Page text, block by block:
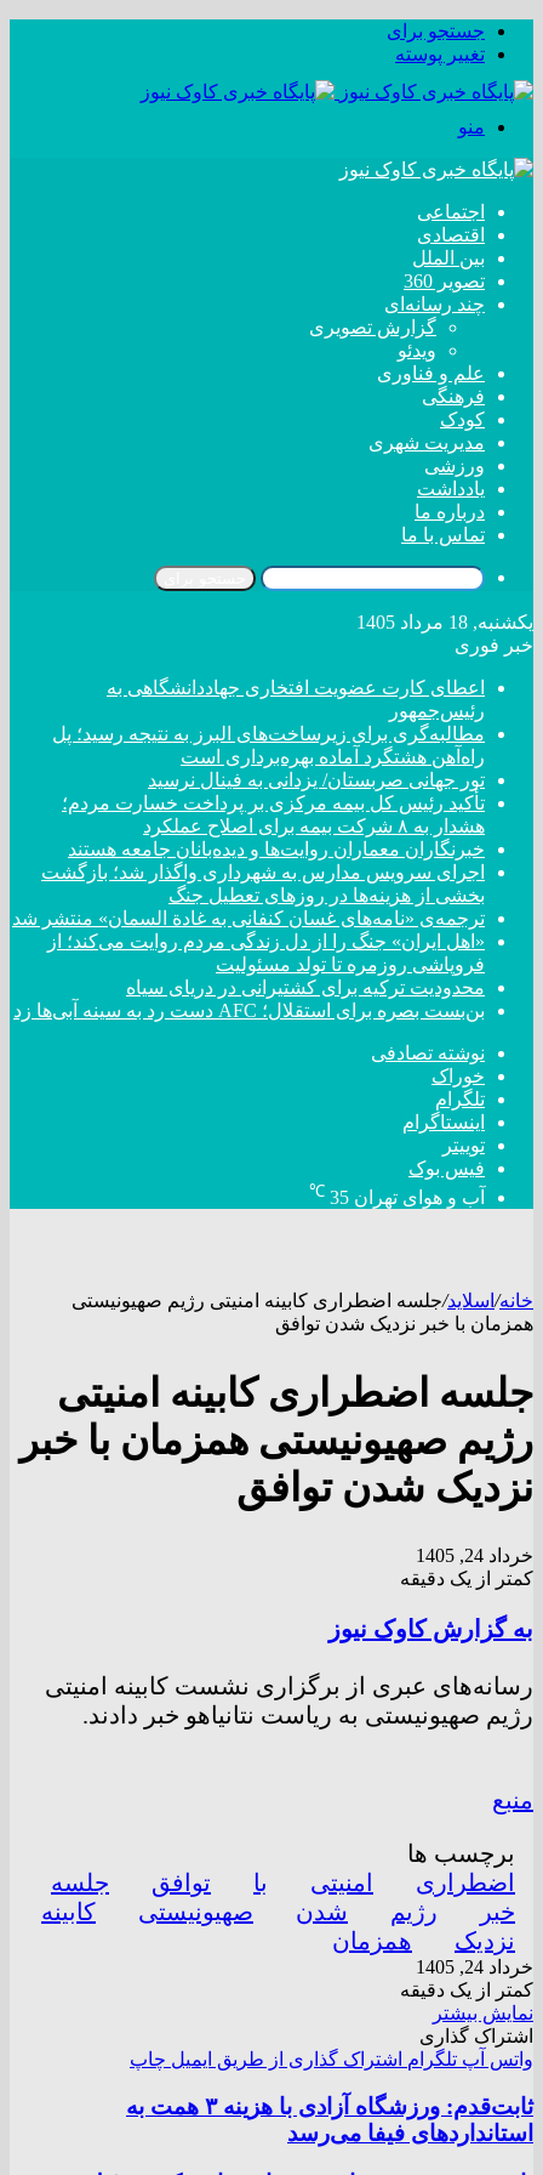
جستجو برای
تغییر پوسته
منو
اجتماعی
اقتصادی
بین الملل
تصویر 360
چند رسانه‌ای
گزارش تصویری
ویدئو
علم و فناوری
فرهنگی
کودک
مدیریت شهری
ورزشی
یادداشت
درباره ما
تماس با ما
یکشنبه, 18 مرداد 1405
خبر فوری
اعطای کارت عضویت افتخاری جهاددانشگاهی به
رئیس‌جمهور
مطالبه‌گری برای زیرساخت‌های البرز به نتیجه رسید؛ پل
راه‌آهن هشتگرد آماده بهره‌برداری است
تور جهانی صربستان/ یزدانی به فینال نرسید
تأکید رئیس کل بیمه مرکزی بر پرداخت خسارت مردم؛
هشدار به ۸ شرکت‌ بیمه برای اصلاح عملکرد
خبرنگاران معماران روایت‌ها و دیده‌بانان جامعه هستند
اجرای سرویس مدارس به شهرداری واگذار شد؛ بازگشت
بخشی از هزینه‌ها در روزهای تعطیل جنگ
ترجمه‌ی «نامه‌های غسان کنفانی به غادة السمان» منتشر شد
«اهل ایران» جنگ را از دل زندگی مردم روایت می‌کند؛ از
فروپاشی روزمره تا تولد مسئولیت
محدودیت ترکیه برای کشتیرانی در دریای سیاه
بن‌بست بصره برای استقلال؛ AFC دست رد به سینه آبی‌ها زد
نوشته تصادفی
خوراک
تلگرام
اینستاگرام
توییتر
فیس بوک
آب و هوای تهران 35
℃
خانه/ اسلاید/جلسه اضطراری کابینه امنیتی رژیم صهیونیستی
همزمان با خبر نزدیک شدن توافق
جلسه اضطراری کابینه امنیتی
رژیم صهیونیستی همزمان با خبر
نزدیک شدن توافق
خرداد 24, 1405
کمتر از یک دقیقه
به گزارش کاوک نیوز
رسانه‌های عبری از برگزاری نشست کابینه امنیتی
رژیم صهیونیستی به ریاست نتانیاهو خبر دادند.
منبع
برچسب ها
اضطراری
امنیتی با توافق
جلسه
خبر
رژیم شدن صهیونیستی
کابینه
نزدیک
همزمان
خرداد 24, 1405
کمتر از یک دقیقه
نمایش بیشتر
اشتراک گذاری
واتس آپ تلگرام اشتراک گذاری از طریق ایمیل چاپ
ثابت‌قدم: ورزشگاه آزادی با هزینه ۳ همت به
استاندارد‌های فیفا می‌رسد